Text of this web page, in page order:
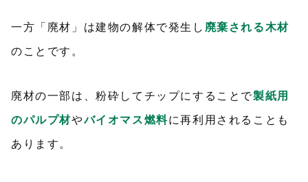
一方「廃材」は建物の解体で発生し 廃棄される木材
のことです。
廃材の一部は、粉砕してチップにすることで製紙用
のパルプ材やバイオマス燃料に再利用されることも
あります。